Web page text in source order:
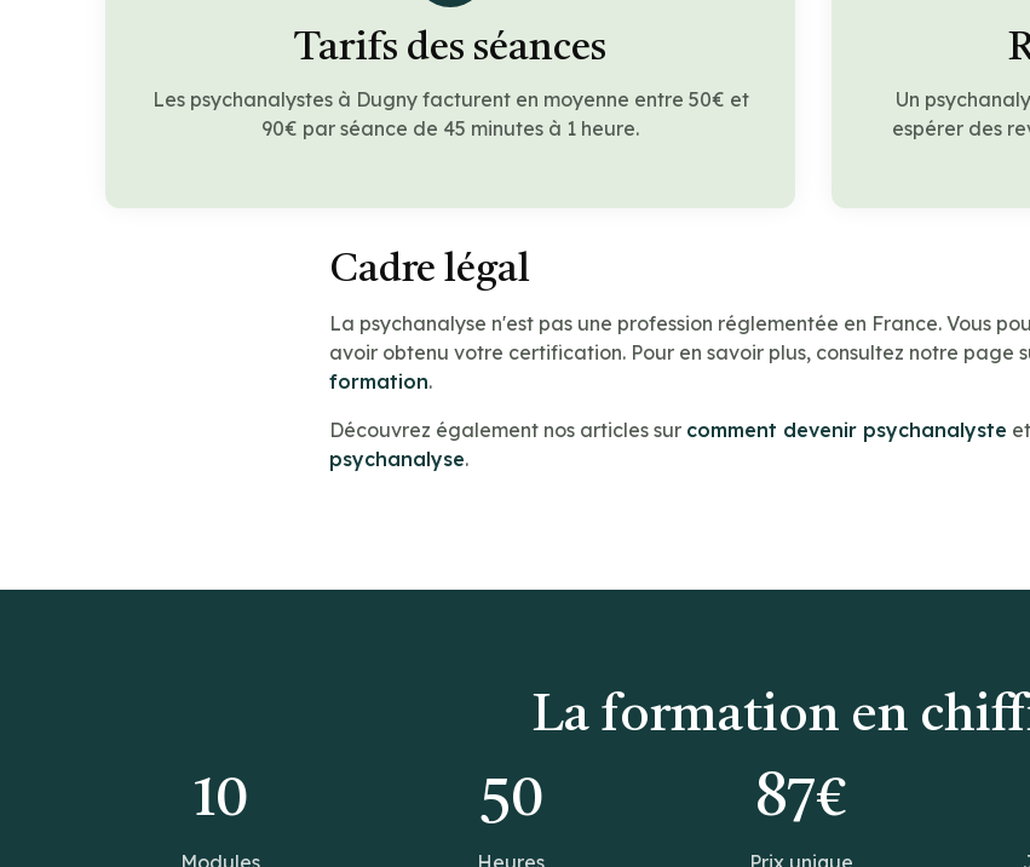
Tarifs des séances
Les psychanalystes à Dugny facturent en moyenne entre 50€ et
90€ par séance de 45 minutes à 1 heure.
Un
espérer des
Cadre légal
La psychanalyse n'est pas une profession réglementée en France. Vous
avoir obtenu votre certification. Pour en savoir plus, consultez notre page
formation.
Découvrez également nos articles sur comment devenir psychanalyste
psychanalyse.
La formation en
10 50 87€